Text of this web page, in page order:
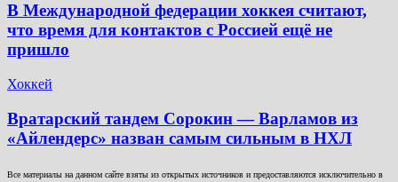
В Международной федерации хоккея считают,
что время для контактов с Россией ещё не
пришло
Хоккей
Вратарский тандем Сорокин — Варламов из
«Айлендерс» назван самым сильным в НХЛ
Все материалы на данном сайте взяты из открытых источников и предоставляются исключительно в